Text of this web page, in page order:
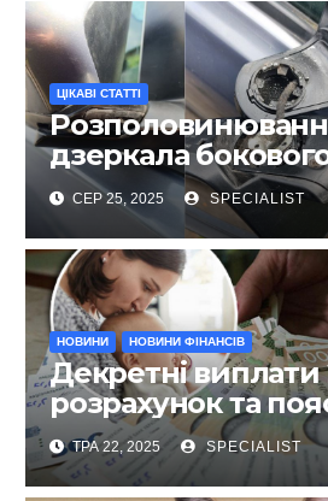
ЦІКАВІ СТАТТІ
дзеркала
Qashqai, ремонт
виправлення
СЕР 25, 2025 SPECIALIST
НОВИНИ НОВИНИ ФІНАНСІВ
Декретні виплати
розрахунок та
ТРА 22, 2025 SPECIALIST